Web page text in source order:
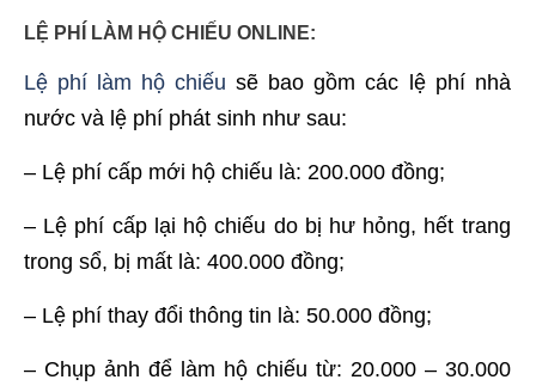
LỆ PHÍ LÀM HỘ CHIẾU ONLINE:
Lệ phí làm hộ chiếu sẽ bao gồm các lệ phí nhà
nước và lệ phí phát sinh như sau:
– Lệ phí cấp mới hộ chiếu là: 200.000 đồng;
– Lệ phí cấp lại hộ chiếu do bị hư hỏng, hết trang
trong sổ, bị mất là: 400.000 đồng;
– Lệ phí thay đổi thông tin là: 50.000 đồng;
– Chụp ảnh để làm hộ chiếu từ: 20.000 – 30.000